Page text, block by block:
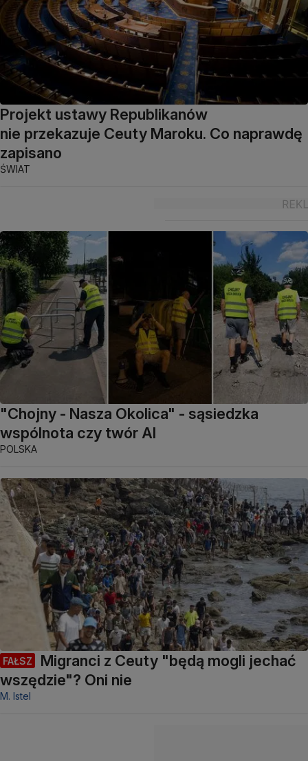
Projekt ustawy Republikanów
nie przekazuje Ceuty Maroku. Co naprawdę
zapisano
ŚWIAT
"Chojny - Nasza Okolica" - sąsiedzka
wspólnota czy twór AI
POLSKA
FAŁSZ
Migranci z Ceuty "będą mogli jechać
wszędzie"? Oni nie
M. Istel